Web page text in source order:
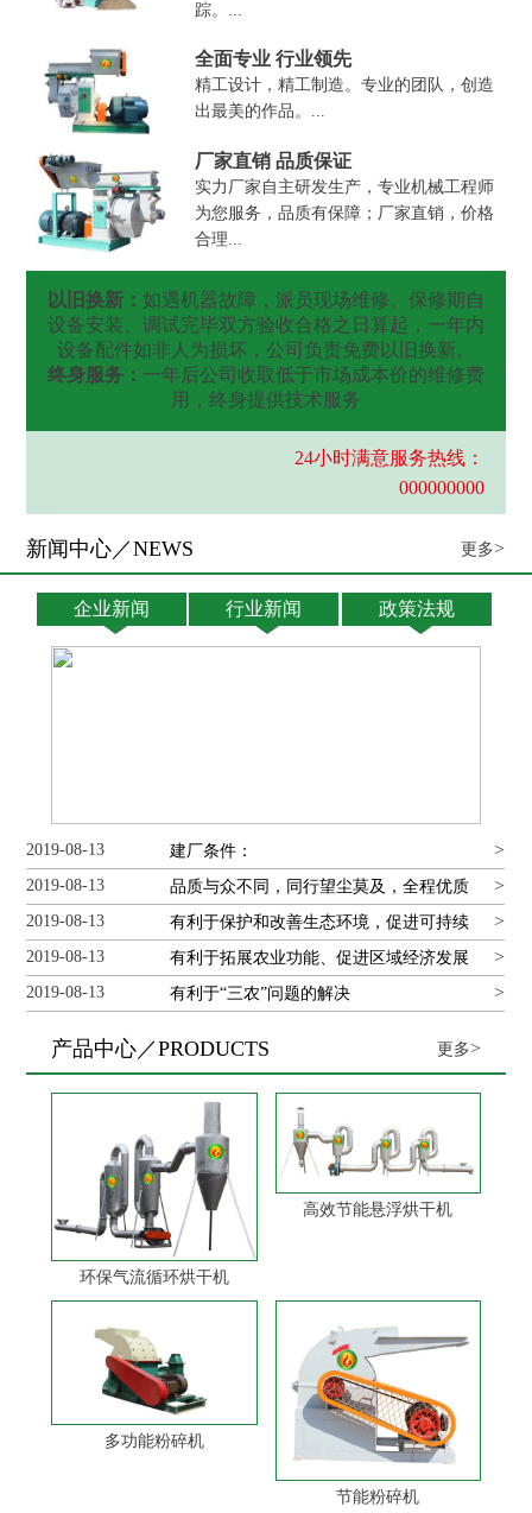
踪。...
全面专业 行业领先
精工设计，精工制造。专业的团队，创造
出最美的作品。...
厂家直销 品质保证
实力厂家自主研发生产，专业机械工程师
为您服务，品质有保障；厂家直销，价格
合理...
以旧换新： 如遇机器故障，派员现场维修。保修期自
设备安装、调试完毕双方验收合格之日算起，一年内
设备配件如非人为损坏，公司负责免费以旧换新。
终身服务： 一年后公司收取低于市场成本价的维修费
用，终身提供技术服务
24小时满意服务热线：
000000000
新闻中心／NEWS 更多>
企业新闻 行业新闻 政策法规
2019-08-13 建厂条件： >
2019-08-13
品质与众不同，同行望尘莫及，全程优质
服务，让您创业一路畅通
>
2019-08-13
有利于保护和改善生态环境，促进可持续
发展
>
2019-08-13
有利于拓展农业功能、促进区域经济发展
和农民增收
>
2019-08-13 有利于“三农”问题的解决 >
产品中心／PRODUCTS 更多>
环保气流循环烘干机
高效节能悬浮烘干机
多功能粉碎机
节能粉碎机